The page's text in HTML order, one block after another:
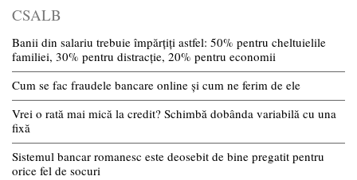
CSALB
Banii din salariu trebuie împărțiți astfel: 50% pentru cheltuielile
familiei, 30% pentru distracție, 20% pentru economii
Cum se fac fraudele bancare online și cum ne ferim de ele
Vrei o rată mai mică la credit? Schimbă dobânda variabilă cu una
fixă
Sistemul bancar romanesc este deosebit de bine pregatit pentru
orice fel de socuri